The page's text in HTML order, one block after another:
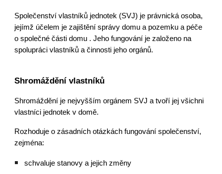
Společenství vlastníků jednotek (SVJ) je právnická osoba,
jejímž účelem je zajištění správy domu a pozemku a péče
o společné části domu . Jeho fungování je založeno na
spolupráci vlastníků a činnosti jeho orgánů.
Shromáždění vlastníků
Shromáždění je nejvyšším orgánem SVJ a tvoří jej všichni
vlastníci jednotek v domě.
Rozhoduje o zásadních otázkách fungování společenství,
zejména:
schvaluje stanovy a jejich změny